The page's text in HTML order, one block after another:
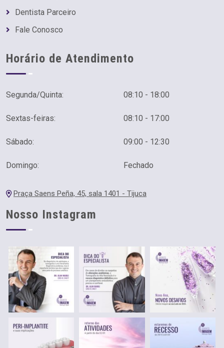
Dentista Parceiro
Fale Conosco
Horário de Atendimento
Segunda/Quinta: 08:10 - 18:00
Sextas-feiras: 08:10 - 17:00
Sábado: 09:00 - 12:30
Domingo: Fechado
Praça Saens Peña, 45, sala 1401 - Tijuca
Nosso Instagram